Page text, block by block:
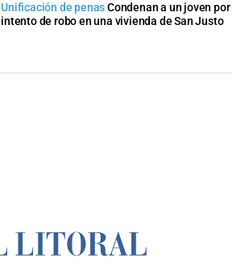
Unificación de penasCondenan a un joven por
intento de robo en una vivienda de San Justo